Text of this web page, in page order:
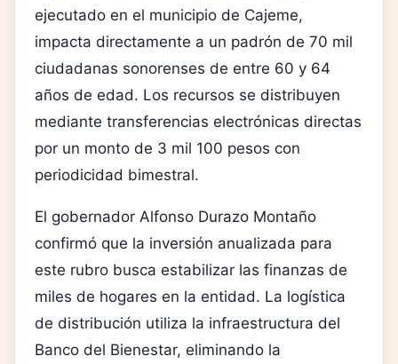
ejecutado en el municipio de Cajeme,
impacta directamente a un padrón de 70 mil
ciudadanas sonorenses de entre 60 y 64
años de edad. Los recursos se distribuyen
mediante transferencias electrónicas directas
por un monto de 3 mil 100 pesos con
periodicidad bimestral.
El gobernador Alfonso Durazo Montaño
confirmó que la inversión anualizada para
este rubro busca estabilizar las finanzas de
miles de hogares en la entidad. La logística
de distribución utiliza la infraestructura del
Banco del Bienestar, eliminando la